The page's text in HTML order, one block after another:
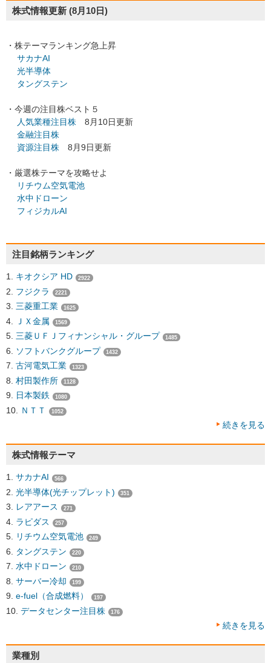
株式情報更新 (8月10日)
・株テーマランキング急上昇
サカナAI
光半導体
タングステン
・今週の注目株ベスト５
人気業種注目株 8月10日更新
金融注目株
資源注目株 8月9日更新
・厳選株テーマを攻略せよ
リチウム空気電池
水中ドローン
フィジカルAI
注目銘柄ランキング
キオクシア HD 2922
フジクラ 2221
三菱重工業 1625
ＪＸ金属 1569
三菱ＵＦＪフィナンシャル・グループ 1485
ソフトバンクグループ 1432
古河電気工業 1323
村田製作所 1128
日本製鉄 1080
ＮＴＴ 1052
続きを見る
株式情報テーマ
サカナAI 566
光半導体(光チップレット) 351
レアアース 271
ラピダス 257
リチウム空気電池 249
タングステン 220
水中ドローン 210
サーバー冷却 199
e-fuel（合成燃料） 197
データセンター注目株 176
続きを見る
業種別